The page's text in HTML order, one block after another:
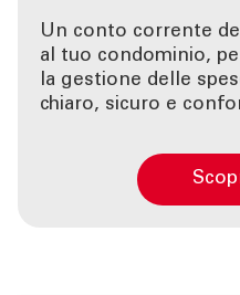
Un conto corrente
al tuo condominio,
la gestione delle
chiaro, sicuro e